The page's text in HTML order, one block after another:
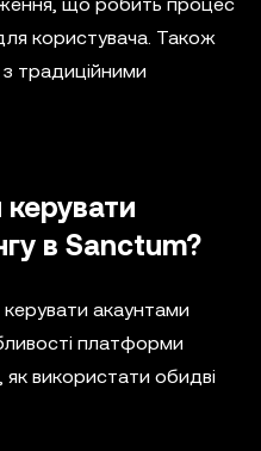
користувача. Також
традиційними
в Sanctum?
акаунтами
платформи
використати обидві